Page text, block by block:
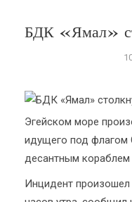
БДК «Ямал»
Эгейском море
идущего под флагом
десантным
Инцидент произошел